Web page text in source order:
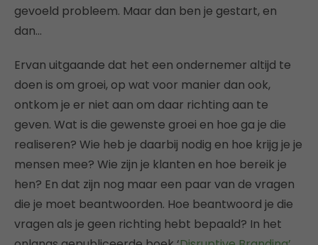
gevoeld probleem. Maar dan ben je gestart, en
dan…
Ervan uitgaande dat het een ondernemer altijd te
doen is om groei, op wat voor manier dan ook,
ontkom je er niet aan om daar richting aan te
geven. Wat is die gewenste groei en hoe ga je die
realiseren? Wie heb je daarbij nodig en hoe krijg je je
mensen mee? Wie zijn je klanten en hoe bereik je
hen? En dat zijn nog maar een paar van de vragen
die je moet beantwoorden. Hoe beantwoord je die
vragen als je geen richting hebt bepaald? In het